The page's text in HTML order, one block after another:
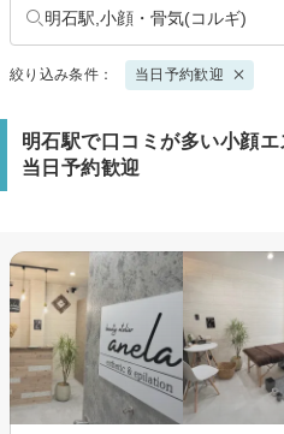
明石駅,小顔・骨気(コルギ)
絞り込み条件： 当日予約歓迎
明石駅で口コミが多い小顔エ
当日予約歓迎